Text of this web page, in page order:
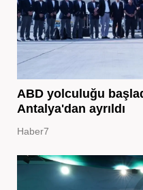
ABD yolculuğu
Antalya'dan ayrıldı
Haber7